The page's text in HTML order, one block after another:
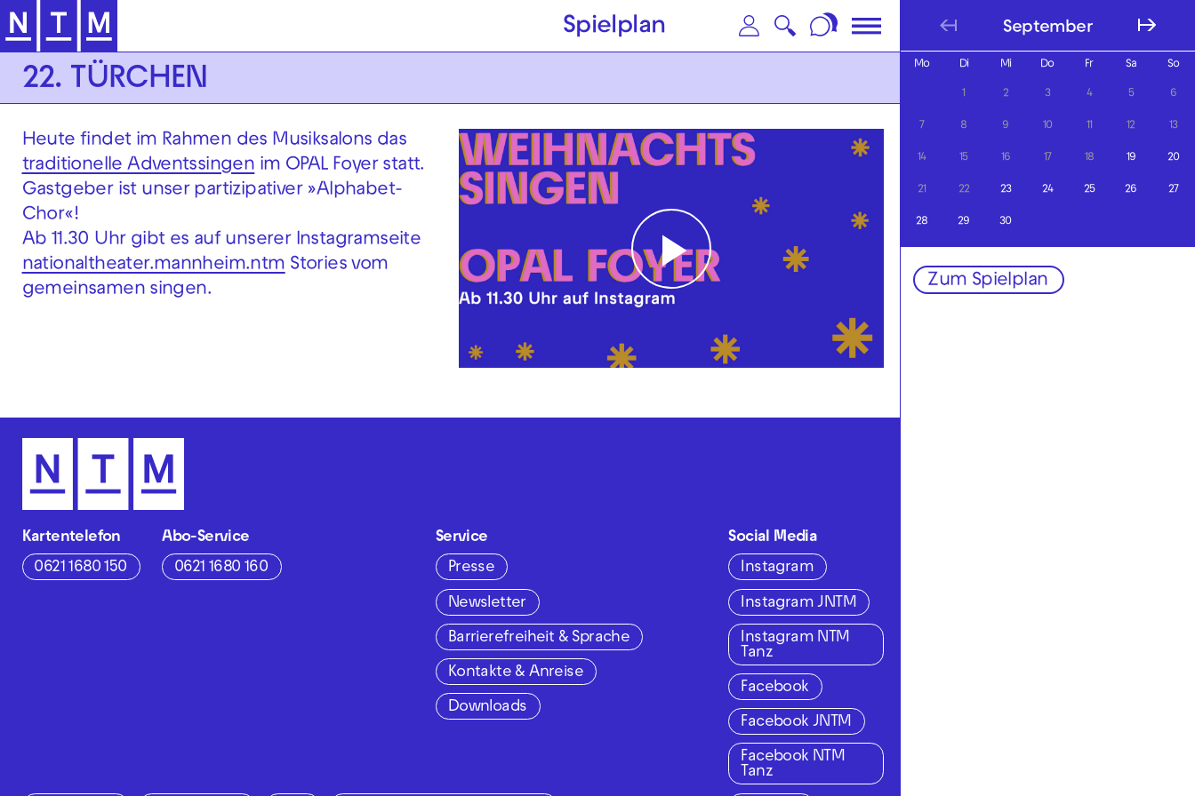
Zur Hauptnavigation springen Zum Hauptinhalt springen Zum Footer springen
Spielplan
22. TÜRCHEN
Heute findet im Rahmen des Musiksalons das
traditionelle Adventssingen im OPAL Foyer statt.
Gastgeber ist unser partizipativer »Alphabet-
Chor«!
Ab 11.30 Uhr gibt es auf unserer Instagramseite
nationaltheater.mannheim.ntm Stories vom
gemeinsamen singen.
Play
Video
September
Mo Di Mi Do Fr Sa So
1 2 3 4 5 6
7 8 9 10 11 12 13
14 15 16 17 18 19 20
21 22 23 24 25 26 27
28 29 30
Zum Spielplan
Kartentelefon
0621 1680 150
Abo-Service
0621 1680 160
Service
Presse
Newsletter
Barrierefreiheit & Sprache
Kontakte & Anreise
Downloads
Social Media
Instagram
Instagram JNTM
Instagram NTM
Tanz
Facebook
Facebook JNTM
Facebook NTM
Tanz